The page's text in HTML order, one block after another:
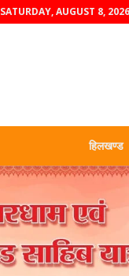
SATURDAY, AUGUST 8, 2026
हिलखण्ड